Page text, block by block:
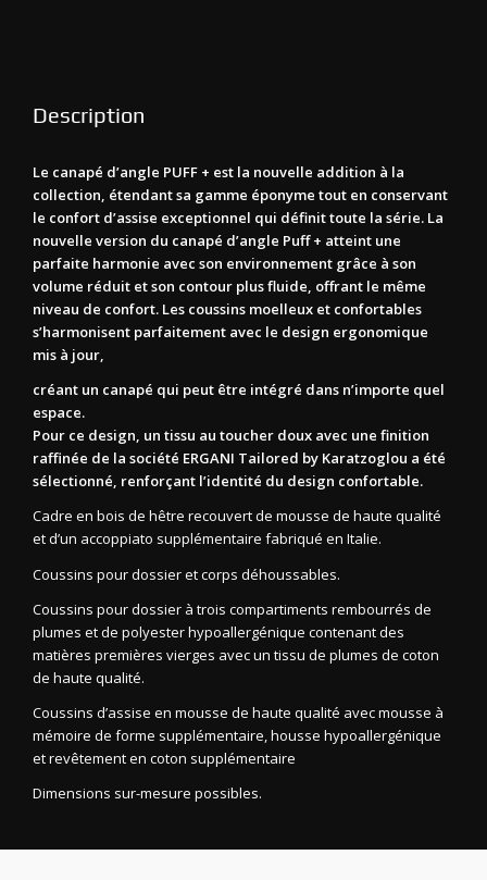
Description
Le canapé d’angle PUFF + est la nouvelle addition à la
collection, étendant sa gamme éponyme tout en conservant
le confort d’assise exceptionnel qui définit toute la série. La
nouvelle version du canapé d’angle Puff + atteint une
parfaite harmonie avec son environnement grâce à son
volume réduit et son contour plus fluide, offrant le même
niveau de confort. Les coussins moelleux et confortables
s’harmonisent parfaitement avec le design ergonomique
mis à jour,
créant un canapé qui peut être intégré dans n’importe quel
espace.
Pour ce design, un tissu au toucher doux avec une finition
raffinée de la société ERGANI Tailored by Karatzoglou a été
sélectionné, renforçant l’identité du design confortable.
Cadre en bois de hêtre recouvert de mousse de haute qualité
et d’un accoppiato supplémentaire fabriqué en Italie.
Coussins pour dossier et corps déhoussables.
Coussins pour dossier à trois compartiments rembourrés de
plumes et de polyester hypoallergénique contenant des
matières premières vierges avec un tissu de plumes de coton
de haute qualité.
Coussins d’assise en mousse de haute qualité avec mousse à
mémoire de forme supplémentaire, housse hypoallergénique
et revêtement en coton supplémentaire
Dimensions sur-mesure possibles.